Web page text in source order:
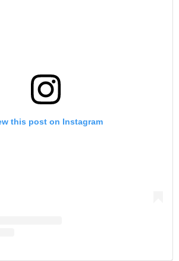
this post on Instagram